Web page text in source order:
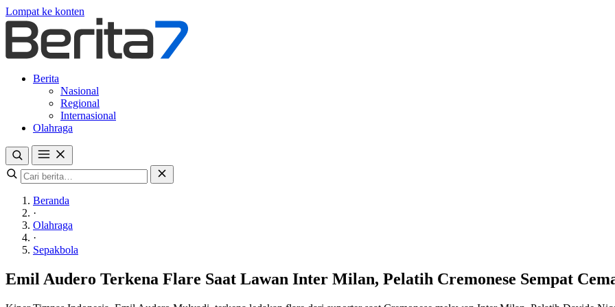
Lompat ke konten
Berita
Nasional
Regional
Internasional
Olahraga
Beranda
·
Olahraga
·
Sepakbola
Emil Audero Terkena Flare Saat Lawan Inter Milan, Pelatih Cremonese Sempat